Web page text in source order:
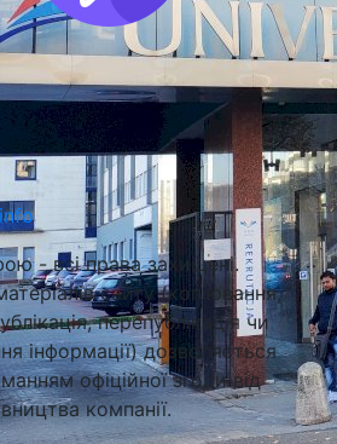
- всі права захищені.
сайту (копіювання,
перепублікація чи
інформації) дозволяється
офіційної згоди від
компанії.